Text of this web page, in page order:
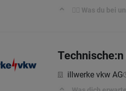
🕵️‍♀️ Was du bei
illwerke vkw AG